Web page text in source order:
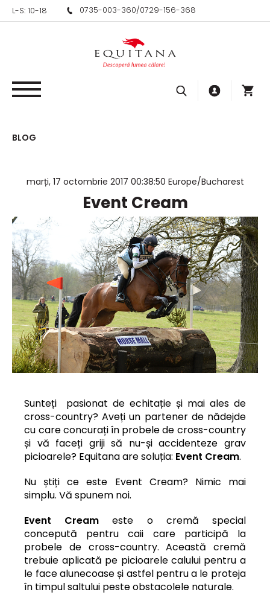
L-S: 10-18 0735-003-360/0729-156-368
BLOG
Event Cream
marți, 17 octombrie 2017 00:38:50 Europe/Bucharest
Sunteți pasionat de echitație și mai ales de
cross-country? Aveți un partener de nădejde
cu care concurați în probele de cross-country
și vă faceți griji să nu-și accidenteze grav
picioarele? Equitana are soluția: Event Cream.
Nu știți ce este Event Cream? Nimic mai
simplu. Vă spunem noi.
Event Cream este o cremă special
concepută pentru caii care participă la
probele de cross-country.Această cremă
trebuie aplicată pe picioarele calului pentru a
le face alunecoase și astfel pentru a le proteja
în timpul saltului peste obstacolele naturale.